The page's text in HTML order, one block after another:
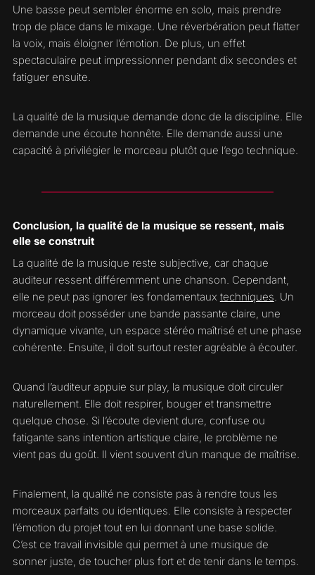
Une basse peut sembler énorme en solo, mais prendre
trop de place dans le mixage. Une réverbération peut flatter
la voix, mais éloigner l’émotion. De plus, un effet
spectaculaire peut impressionner pendant dix secondes et
fatiguer ensuite.
La qualité de la musique demande donc de la discipline. Elle
demande une écoute honnête. Elle demande aussi une
capacité à privilégier le morceau plutôt que l’ego technique.
Conclusion, la qualité de la musique se ressent, mais
elle se construit
La qualité de la musique reste subjective, car chaque
auditeur ressent différemment une chanson. Cependant,
elle ne peut pas ignorer les fondamentaux techniques . Un
morceau doit posséder une bande passante claire, une
dynamique vivante, un espace stéréo maîtrisé et une phase
cohérente. Ensuite, il doit surtout rester agréable à écouter.
Quand l’auditeur appuie sur play, la musique doit circuler
naturellement. Elle doit respirer, bouger et transmettre
quelque chose. Si l’écoute devient dure, confuse ou
fatigante sans intention artistique claire, le problème ne
vient pas du goût. Il vient souvent d’un manque de maîtrise.
Finalement, la qualité ne consiste pas à rendre tous les
morceaux parfaits ou identiques. Elle consiste à respecter
l’émotion du projet tout en lui donnant une base solide.
C’est ce travail invisible qui permet à une musique de
sonner juste, de toucher plus fort et de tenir dans le temps.